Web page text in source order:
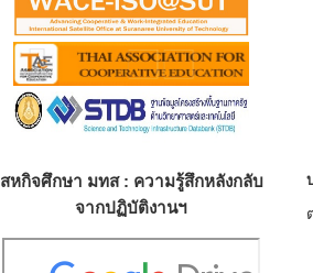
สหกิจศึกษา มทส : ความรู้สึกหลังกลับ
จากปฏิบัติงานฯ